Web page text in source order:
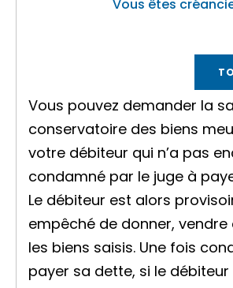
Vous êtes
Vous pouvez demander la
conservatoire des biens
votre débiteur qui n’a pas
condamné par le juge à
Le débiteur est alors
empêché de donner,
les biens saisis. Une fois
payer sa dette, si le débiteur